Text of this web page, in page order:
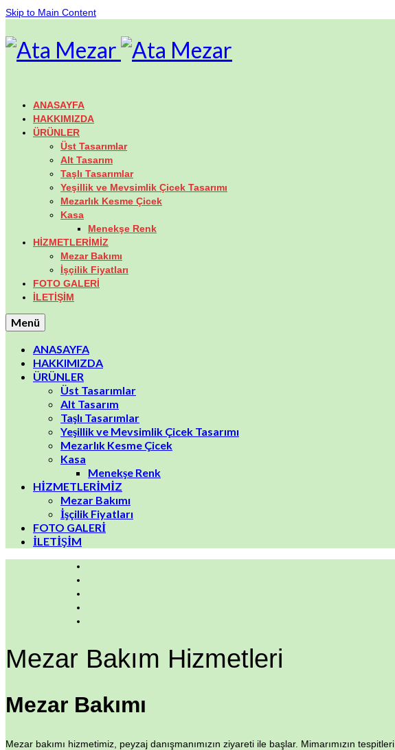
Skip to Main Content
ANASAYFA
HAKKIMIZDA
ÜRÜNLER
Üst Tasarımlar
Alt Tasarım
Taşlı Tasarımlar
Yeşillik ve Mevsimlik Çicek Tasarımı
Mezarlık Kesme Çicek
Kasa
Menekşe Renk
HİZMETLERİMİZ
Mezar Bakımı
İşçilik Fiyatları
FOTO GALERİ
İLETİŞİM
Menü
ANASAYFA
HAKKIMIZDA
ÜRÜNLER
Üst Tasarımlar
Alt Tasarım
Taşlı Tasarımlar
Yeşillik ve Mevsimlik Çicek Tasarımı
Mezarlık Kesme Çicek
Kasa
Menekşe Renk
HİZMETLERİMİZ
Mezar Bakımı
İşçilik Fiyatları
FOTO GALERİ
İLETİŞİM
Mezar Bakım Hizmetleri
Mezar Bakımı
Mezar bakımı hizmetimiz, peyzaj danışmanımızın ziyareti ile başlar. Mimarımızın tespitleri